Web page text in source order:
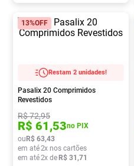
13%OFF
Restam 2 unidades!
Pasalix 20 Comprimidos
Revestidos
R$72,95
R$ 61,53no PIX
ouR$ 63,43
em até2x nos cartões
em até2x deR$ 31 ,71